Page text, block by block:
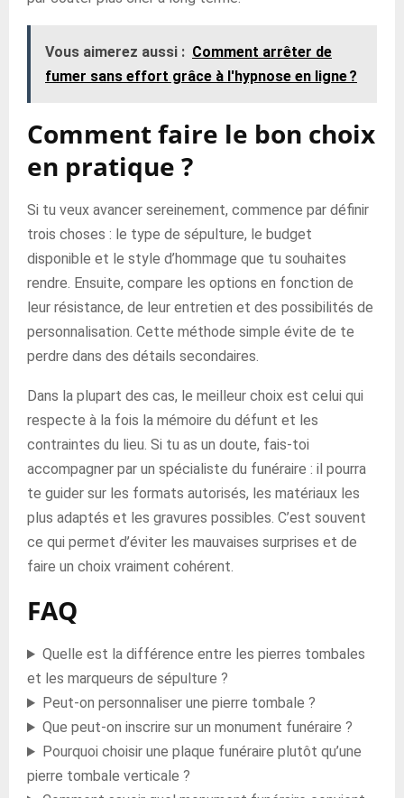
Vous aimerez aussi : Comment arrêter de
fumer sans effort grâce à l'hypnose en ligne ?
Comment faire le bon choix
en pratique ?
Si tu veux avancer sereinement, commence par définir
trois choses : le type de sépulture, le budget
disponible et le style d’hommage que tu souhaites
rendre. Ensuite, compare les options en fonction de
leur résistance, de leur entretien et des possibilités de
personnalisation. Cette méthode simple évite de te
perdre dans des détails secondaires.
Dans la plupart des cas, le meilleur choix est celui qui
respecte à la fois la mémoire du défunt et les
contraintes du lieu. Si tu as un doute, fais-toi
accompagner par un spécialiste du funéraire : il pourra
te guider sur les formats autorisés, les matériaux les
plus adaptés et les gravures possibles. C’est souvent
ce qui permet d’éviter les mauvaises surprises et de
faire un choix vraiment cohérent.
FAQ
Quelle est la différence entre les pierres tombales
et les marqueurs de sépulture ?
Peut-on personnaliser une pierre tombale ?
Que peut-on inscrire sur un monument funéraire ?
Pourquoi choisir une plaque funéraire plutôt qu’une
pierre tombale verticale ?